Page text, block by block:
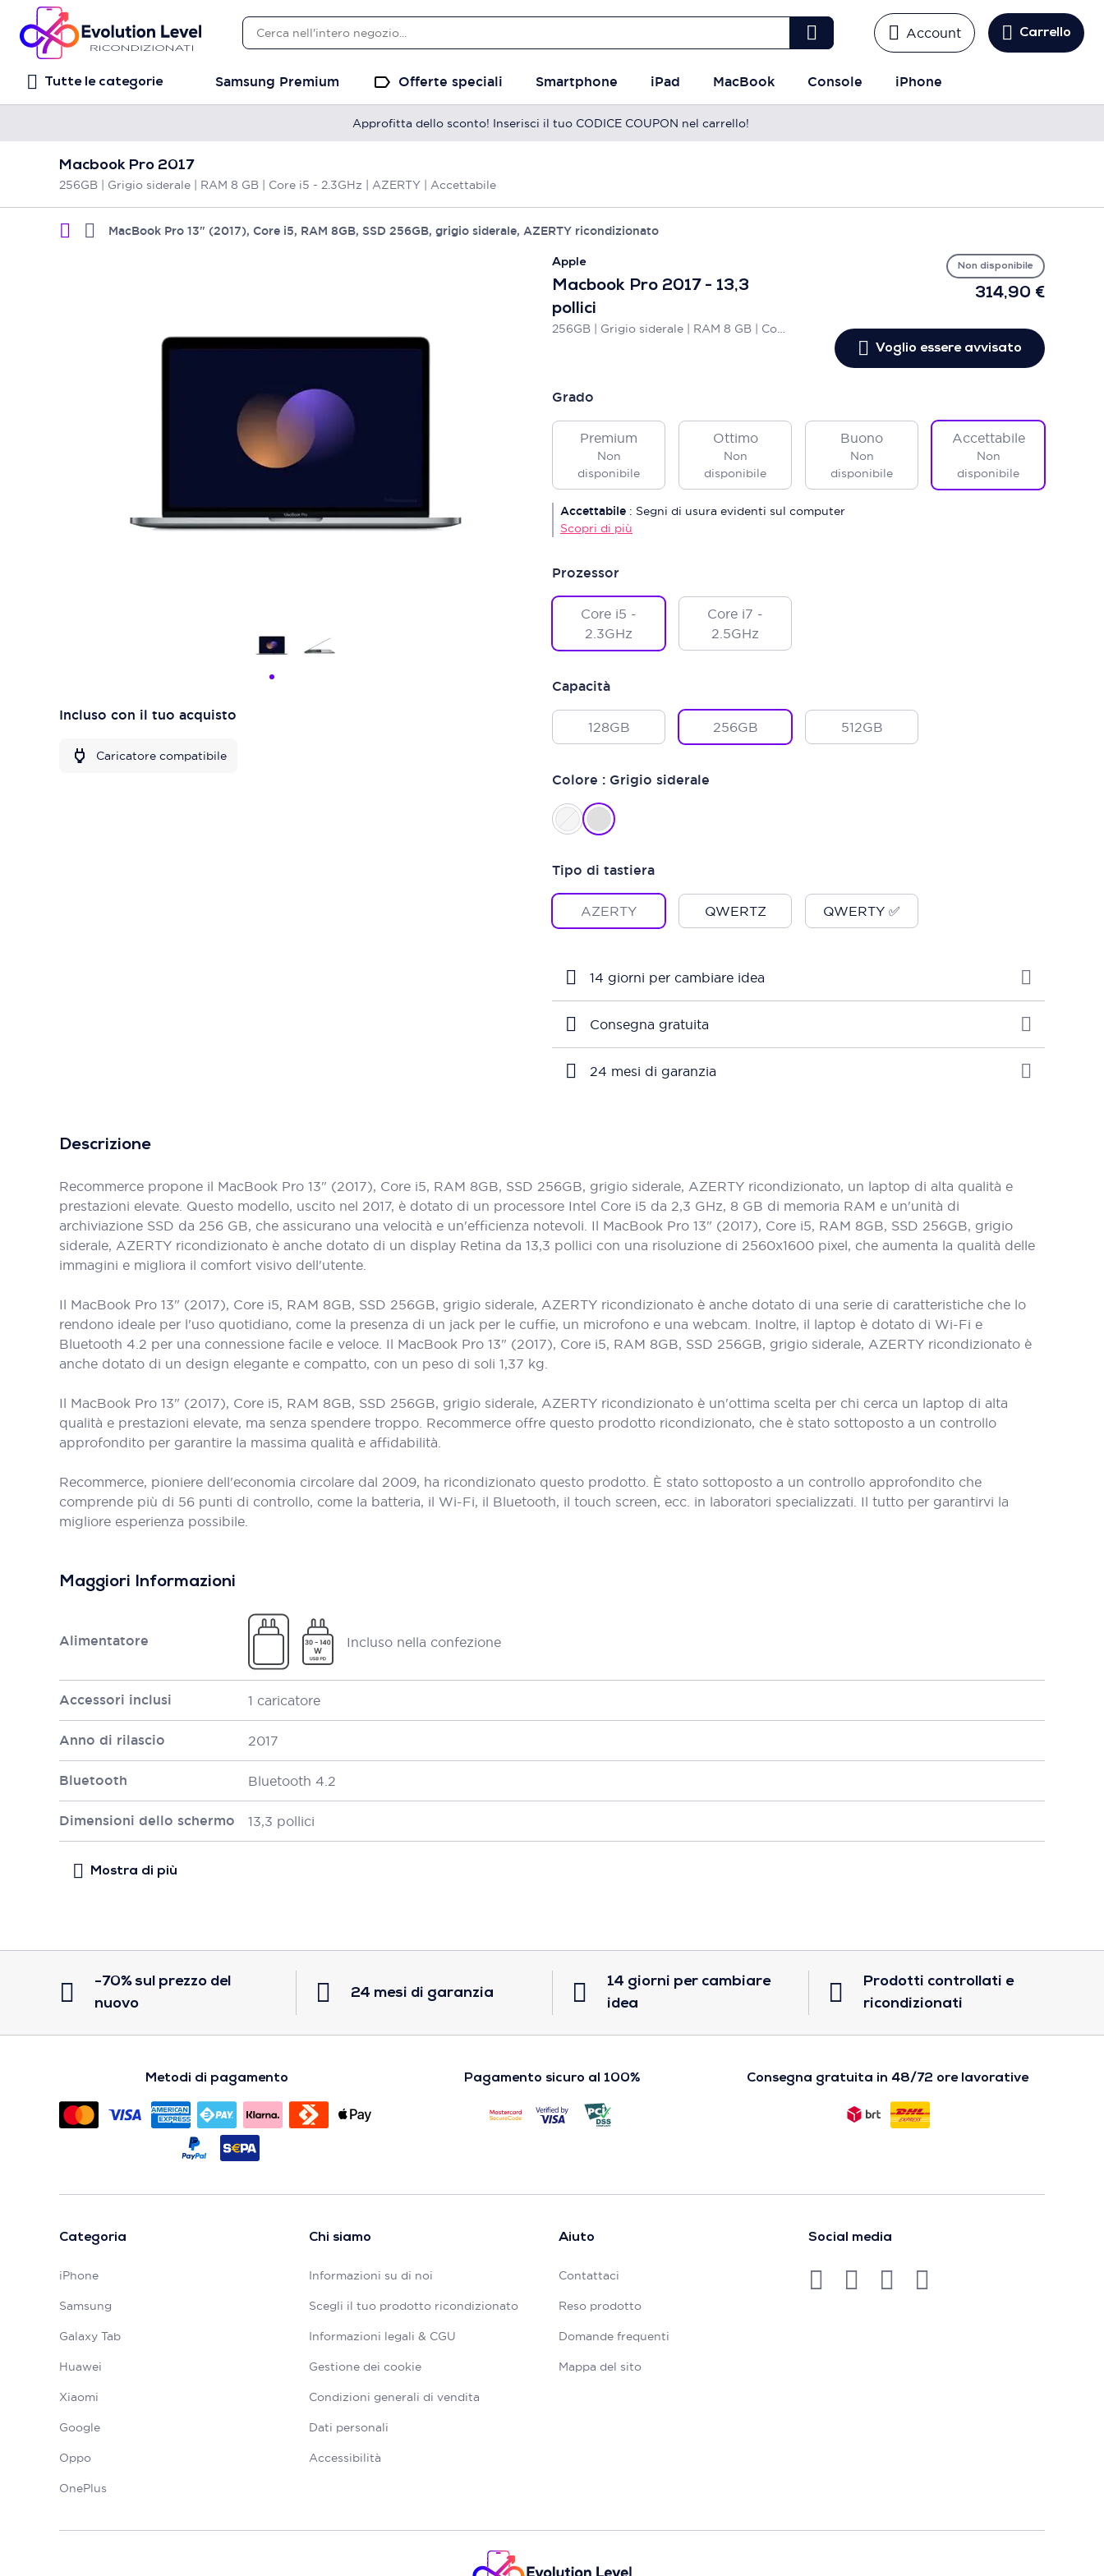
Account Carrello
Tutte le categorie Samsung Premium Offerte speciali Smartphone iPad MacBook Console iPhone
Approfitta dello sconto! Inserisci il tuo CODICE COUPON nel carrello!
Macbook Pro 2017
256GB | Grigio siderale | RAM 8 GB | Core i5 - 2.3GHz | AZERTY | Accettabile
MacBook Pro 13" (2017), Core i5, RAM 8GB, SSD 256GB, grigio siderale, AZERTY ricondizionato
Apple
Macbook Pro 2017 - 13,3
pollici
256GB | Grigio siderale | RAM 8 GB | Core i5 - 2.3GHz | AZERTY | Accettabile
Non disponibile
Incluso con il tuo acquisto
Caricatore compatibile
314,90 €
Voglio essere avvisato
Grado
Premium
Non
disponibile
Ottimo
Non
disponibile
Buono
Non
disponibile
Accettabile
Non
disponibile
Accettabile : Segni di usura evidenti sul computer
Scopri di più
Prozessor
Core i5 -
2.3GHz
Core i7 -
2.5GHz
Capacità
128GB 256GB 512GB
Colore : Grigio siderale
Tipo di tastiera
AZERTY QWERTZ QWERTY ✅
14 giorni per cambiare idea
Consegna gratuita
24 mesi di garanzia
Descrizione
Recommerce propone il MacBook Pro 13" (2017), Core i5, RAM 8GB, SSD 256GB, grigio siderale, AZERTY ricondizionato, un laptop di alta qualità e
prestazioni elevate. Questo modello, uscito nel 2017, è dotato di un processore Intel Core i5 da 2,3 GHz, 8 GB di memoria RAM e un'unità di
archiviazione SSD da 256 GB, che assicurano una velocità e un'efficienza notevoli. Il MacBook Pro 13" (2017), Core i5, RAM 8GB, SSD 256GB, grigio
siderale, AZERTY ricondizionato è anche dotato di un display Retina da 13,3 pollici con una risoluzione di 2560x1600 pixel, che aumenta la qualità delle
immagini e migliora il comfort visivo dell'utente.
Il MacBook Pro 13" (2017), Core i5, RAM 8GB, SSD 256GB, grigio siderale, AZERTY ricondizionato è anche dotato di una serie di caratteristiche che lo
rendono ideale per l'uso quotidiano, come la presenza di un jack per le cuffie, un microfono e una webcam. Inoltre, il laptop è dotato di Wi-Fi e
Bluetooth 4.2 per una connessione facile e veloce. Il MacBook Pro 13" (2017), Core i5, RAM 8GB, SSD 256GB, grigio siderale, AZERTY ricondizionato è
anche dotato di un design elegante e compatto, con un peso di soli 1,37 kg.
Il MacBook Pro 13" (2017), Core i5, RAM 8GB, SSD 256GB, grigio siderale, AZERTY ricondizionato è un'ottima scelta per chi cerca un laptop di alta
qualità e prestazioni elevate, ma senza spendere troppo. Recommerce offre questo prodotto ricondizionato, che è stato sottoposto a un controllo
approfondito per garantire la massima qualità e affidabilità.
Recommerce, pioniere dell'economia circolare dal 2009, ha ricondizionato questo prodotto. È stato sottoposto a un controllo approfondito che
comprende più di 56 punti di controllo, come la batteria, il Wi-Fi, il Bluetooth, il touch screen, ecc. in laboratori specializzati. Il tutto per garantirvi la
migliore esperienza possibile.
Maggiori Informazioni
Alimentatore Incluso nella confezione
Accessori inclusi 1 caricatore
Anno di rilascio 2017
Bluetooth Bluetooth 4.2
Dimensioni dello schermo 13,3 pollici
-70% sul prezzo del
nuovo
24 mesi di garanzia
14 giorni per cambiare
idea
Prodotti controllati e
ricondizionati
Metodi di pagamento Pagamento sicuro al 100% Consegna gratuita in 48/72 ore lavorative
Categoria
iPhone
Samsung
Galaxy Tab
Huawei
Xiaomi
Google
Oppo
OnePlus
Chi siamo
Informazioni su di noi
Scegli il tuo prodotto ricondizionato
Informazioni legali & CGU
Gestione dei cookie
Condizioni generali di vendita
Dati personali
Accessibilità
Aiuto
Contattaci
Reso prodotto
Domande frequenti
Mappa del sito
Social media